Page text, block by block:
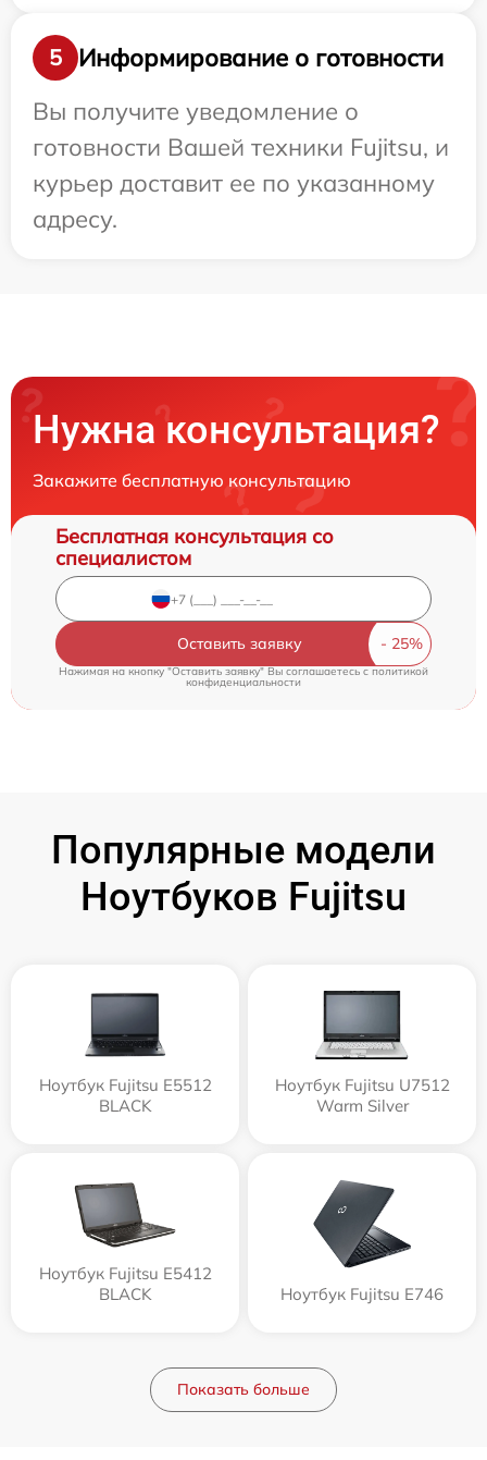
5
Информирование о готовности
Вы получите уведомление о
готовности Вашей техники Fujitsu, и
курьер доставит ее по указанному
адресу.
Нужна консультация?
Закажите бесплатную консультацию
Бесплатная консультация со
специалистом
Оставить заявку
Нажимая на кнопку "Оставить заявку" Вы соглашаетесь cполитикой
конфиденциальности
Популярные модели
Ноутбуков Fujitsu
Ноутбук Fujitsu E5512
BLACK
Ноутбук Fujitsu U7512
Warm Silver
Ноутбук Fujitsu E5412
BLACK
Ноутбук Fujitsu E746
Показать больше